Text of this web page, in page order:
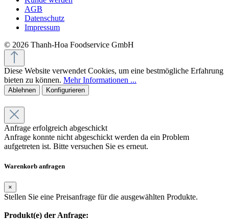
AGB
Datenschutz
Impressum
© 2026 Thanh-Hoa Foodservice GmbH
Diese Website verwendet Cookies, um eine bestmögliche Erfahrung
bieten zu können. Mehr Informationen ...
Ablehnen Konfigurieren
Anfrage erfolgreich abgeschickt
Anfrage konnte nicht abgeschickt werden da ein Problem
aufgetreten ist. Bitte versuchen Sie es erneut.
Warenkorb anfragen
×
Stellen Sie eine Preisanfrage für die ausgewählten Produkte.
Produkt(e) der Anfrage: